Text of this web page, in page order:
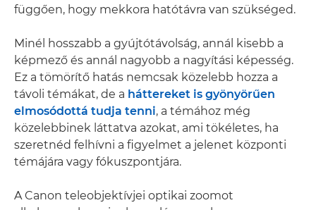
függően, hogy mekkora hatótávra van szükséged.
Minél hosszabb a gyújtótávolság, annál kisebb a
képmező és annál nagyobb a nagyítási képesség.
Ez a tömörítő hatás nemcsak közelebb hozza a
távoli témákat, de a háttereket is gyönyörűen
elmosódottá tudja tenni, a témához még
közelebbinek láttatva azokat, ami tökéletes, ha
szeretnéd felhívni a figyelmet a jelenet központi
témájára vagy fókuszpontjára.
A Canon teleobjektívjei optikai zoomot